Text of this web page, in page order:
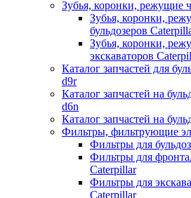
Зубья, коронки, режущие
Зубья, коронки,
бульдозеров
Зубья, коронки,
экскаваторов
Каталог запчастей для
d9r
Каталог запчастей на
d6n
Каталог запчастей на
Фильтры, фильтрующие
Фильтры для
Фильтры для
Caterpillar
Фильтры для
Caterpillar